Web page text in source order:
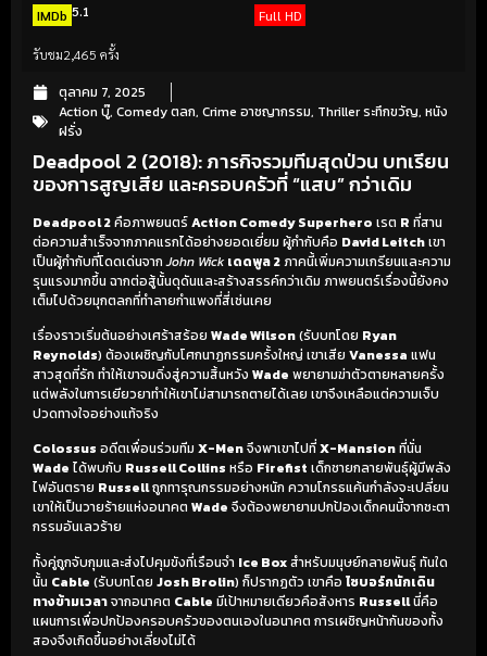
IMDb 5.1 Full HD
รับชม2,465 ครั้ง
ตุลาคม 7, 2025
Action บู๊, Comedy ตลก, Crime อาชญากรรม, Thriller ระทึกขวัญ, หนัง
ฝรั่ง
Deadpool 2 (2018): ภารกิจรวมทีมสุดป่วน บทเรียน
ของการสูญเสีย และครอบครัวที่ “แสบ” กว่าเดิม
Deadpool 2คือภาพยนตร์Action Comedy Superhero เรต R ที่สาน
ต่อความสำเร็จจากภาคแรกได้อย่างยอดเยี่ยม ผู้กำกับคือ David Leitchเขา
เป็นผู้กำกับที่โดดเด่นจากJohn Wick เดดพูล 2ภาคนี้เพิ่มความเกรียนและความ
รุนแรงมากขึ้น ฉากต่อสู้นั้นดุดันและสร้างสรรค์กว่าเดิม ภาพยนตร์เรื่องนี้ยังคง
เต็มไปด้วยมุกตลกที่ทำลายกำแพงที่สี่เช่นเคย
เรื่องราวเริ่มต้นอย่างเศร้าสร้อย Wade Wilson(รับบทโดย Ryan
Reynolds) ต้องเผชิญกับโศกนาฏกรรมครั้งใหญ่ เขาเสีย Vanessa แฟน
สาวสุดที่รัก ทำให้เขาจมดิ่งสู่ความสิ้นหวัง Wade พยายามฆ่าตัวตายหลายครั้ง
แต่พลังในการเยียวยาทำให้เขาไม่สามารถตายได้เลย เขาจึงเหลือแต่ความเจ็บ
ปวดทางใจอย่างแท้จริง
Colossus อดีตเพื่อนร่วมทีม X-Menจึงพาเขาไปที่X-Mansionที่นั่น
Wade ได้พบกับ Russell Collins หรือ Firefist เด็กชายกลายพันธุ์ผู้มีพลัง
ไฟอันตราย Russellถูกทารุณกรรมอย่างหนัก ความโกรธแค้นกำลังจะเปลี่ยน
เขาให้เป็นวายร้ายแห่งอนาคต Wade จึงต้องพยายามปกป้องเด็กคนนี้จากชะตา
กรรมอันเลวร้าย
ทั้งคู่ถูกจับกุมและส่งไปคุมขังที่เรือนจำ Ice Boxสำหรับมนุษย์กลายพันธุ์ ทันใด
นั้น Cable (รับบทโดย Josh Brolin) ก็ปรากฏตัว เขาคือ ไซบอร์กนักเดิน
ทางข้ามเวลาจากอนาคต Cable มีเป้าหมายเดียวคือสังหาร Russellนี่คือ
แผนการเพื่อปกป้องครอบครัวของตนเองในอนาคต การเผชิญหน้ากันของทั้ง
สองจึงเกิดขึ้นอย่างเลี่ยงไม่ได้